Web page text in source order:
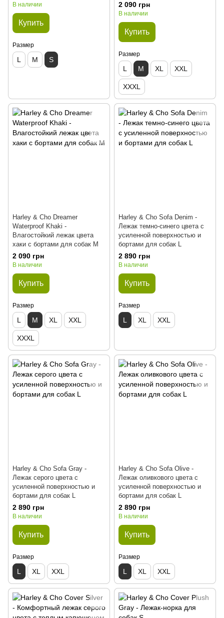
В наличии
Купить
Размер
L M S
2 090 грн
В наличии
Купить
Размер
L M XL XXL
XXXL
Harley & Cho Dreamer
Waterproof Khaki -
Влагостойкий лежак цвета
хаки с бортами для собак M
2 090 грн
В наличии
Купить
Размер
L M XL XXL
XXXL
Harley & Cho Sofa Denim -
Лежак темно-синего цвета с
усиленной поверхностью и
бортами для собак L
2 890 грн
В наличии
Купить
Размер
L XL XXL
Harley & Cho Sofa Gray -
Лежак серого цвета с
усиленной поверхностью и
бортами для собак L
2 890 грн
В наличии
Купить
Размер
L XL XXL
Harley & Cho Sofa Olive -
Лежак оливкового цвета с
усиленной поверхностью и
бортами для собак L
2 890 грн
В наличии
Купить
Размер
L XL XXL